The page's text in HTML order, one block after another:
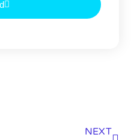
NEXT